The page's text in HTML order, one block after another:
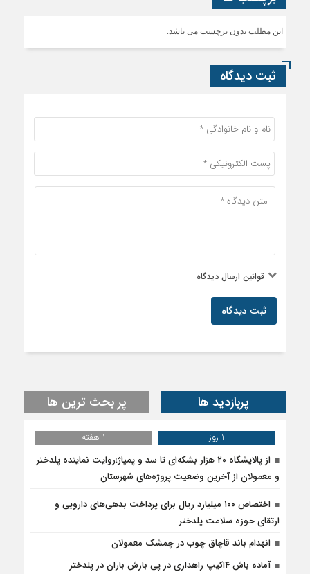
این مطلب بدون برچسب می باشد.
ثبت دیدگاه
قوانین ارسال دیدگاه
ثبت دیدگاه
پربازدید ها پر بحث ترین ها
1 روز
1 هفته
از پالایشگاه ۲۰ هزار بشکه‌ای تا سد و پمپاژ؛روایت نماینده پلدختر
و معمولان از آخرین وضعیت پروژه‌های شهرستان
اختصاص ۱۰۰ میلیارد ریال برای پرداخت بدهی‌های دارویی و
ارتقای حوزه سلامت پلدختر
انهدام باند قاچاق چوب در چمشک معمولان
آماده باش ۴‌اکیپ راهداری در پی بارش باران در پلدختر